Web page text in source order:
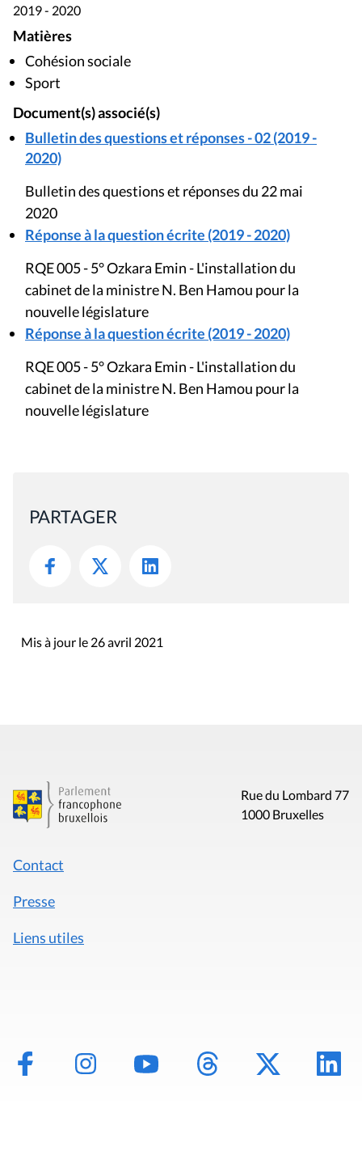
2019 - 2020
Matières
Cohésion sociale
Sport
Document(s) associé(s)
Bulletin des questions et réponses - 02 (2019 -
2020)
Bulletin des questions et réponses du 22 mai
2020
Réponse à la question écrite (2019 - 2020)
RQE 005 - 5° Ozkara Emin - L'installation du
cabinet de la ministre N. Ben Hamou pour la
nouvelle législature
Réponse à la question écrite (2019 - 2020)
RQE 005 - 5° Ozkara Emin - L'installation du
cabinet de la ministre N. Ben Hamou pour la
nouvelle législature
PARTAGER
Mis à jour le 26 avril 2021
Rue du Lombard 77
1000 Bruxelles
Contact
Presse
Liens utiles